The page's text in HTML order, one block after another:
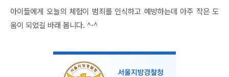
아이들에게 오늘의 체험이 범죄를 인식하고 예방하는데 아주 작은 도
움이 되었길 바래 봅니다. ^-^